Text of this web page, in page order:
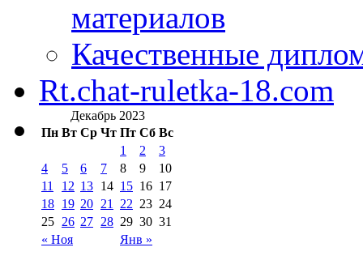
материалов
Качественные
Rt.chat-ruletka-18.com
Декабрь 2023
Пн Вт Ср Чт Пт Сб Вс
« Ноя Янв »
1 2
3
4
5 6 7 8 9
10
11
12 13 14 15 16 17
18 19 20 21 22 23 24
25 26 27 28 29 30 31